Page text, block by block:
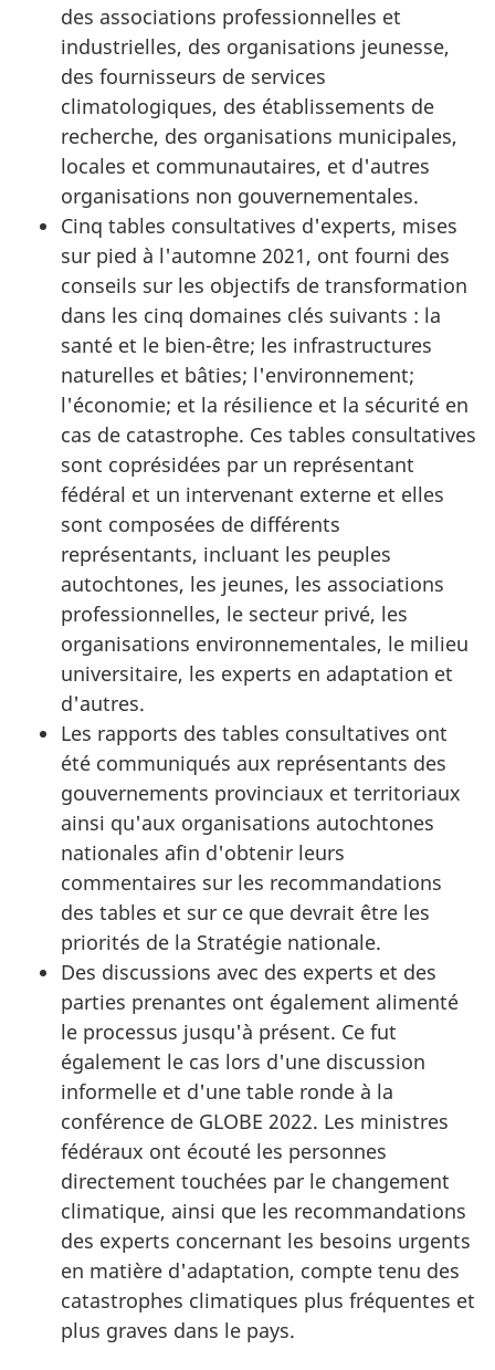
des associations professionnelles et
industrielles, des organisations jeunesse,
des fournisseurs de services
climatologiques, des établissements de
recherche, des organisations municipales,
locales et communautaires, et d'autres
organisations non gouvernementales.
Cinq tables consultatives d'experts, mises
sur pied à l'automne 2021, ont fourni des
conseils sur les objectifs de transformation
dans les cinq domaines clés suivants : la
santé et le bien-être; les infrastructures
naturelles et bâties; l'environnement;
l'économie; et la résilience et la sécurité en
cas de catastrophe. Ces tables consultatives
sont coprésidées par un représentant
fédéral et un intervenant externe et elles
sont composées de différents
représentants, incluant les peuples
autochtones, les jeunes, les associations
professionnelles, le secteur privé, les
organisations environnementales, le milieu
universitaire, les experts en adaptation et
d'autres.
Les rapports des tables consultatives ont
été communiqués aux représentants des
gouvernements provinciaux et territoriaux
ainsi qu'aux organisations autochtones
nationales afin d'obtenir leurs
commentaires sur les recommandations
des tables et sur ce que devrait être les
priorités de la Stratégie nationale.
Des discussions avec des experts et des
parties prenantes ont également alimenté
le processus jusqu'à présent. Ce fut
également le cas lors d'une discussion
informelle et d'une table ronde à la
conférence de GLOBE 2022. Les ministres
fédéraux ont écouté les personnes
directement touchées par le changement
climatique, ainsi que les recommandations
des experts concernant les besoins urgents
en matière d'adaptation, compte tenu des
catastrophes climatiques plus fréquentes et
plus graves dans le pays.